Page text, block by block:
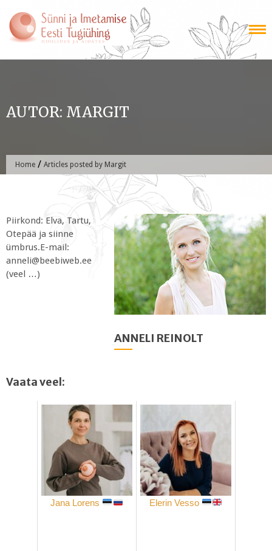
content
AUTOR: MARGIT
Home / Articles posted by Margit
ANNELI REINOLT
Piirkond: Elva, Tartu,
Otepää ja siinne
ümbrus.E-mail:
anneli@beebiweb.ee
(veel …)
Vaata veel:
Jana Lorens Elerin Vesso